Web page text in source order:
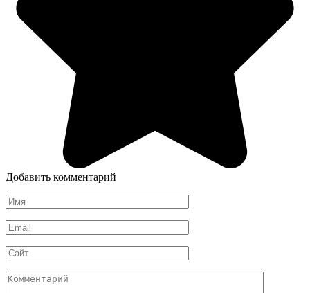
Добавить комментарий
Имя
*
Email
*
Сайт
Комментарий